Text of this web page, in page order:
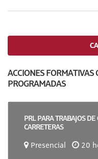
ACCIONES FORMATIVAS
PROGRAMADAS
PRL PARA TRABAJOS
CARRETERAS
Presencial 20